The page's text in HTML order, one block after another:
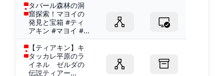
タバール森林の洞
窟探索！マヨイの
発見と宝箱 #ティ
アキン #マヨイ #...
【ティアキン】キ
タッカレ平原のラ
イネル ゼルダの
伝説ティアー...